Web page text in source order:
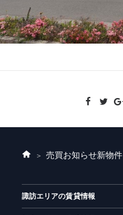
ホ
売買お知らせ新物
諏訪エリアの賃貸情報